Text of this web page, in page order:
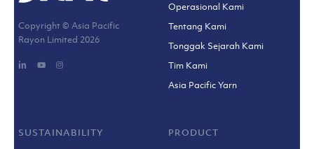
Copyright © Asia Pacific
Rayon Limited 2026
Operasional Kami
Tentang Kami
Tonggak Sejarah Kami
Tim Kami
Asia Pacific Yarn
SUSTAINABILITY
PRODUCT